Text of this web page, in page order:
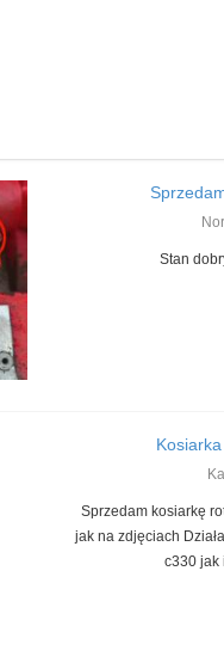
Stan
Sprzedam kosiarkę
jak na zdjęciach
c330 jak